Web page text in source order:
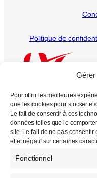
Gérer
Pour offrir les meilleures
que les cookies pour stocker
Le fait de consentir à ces
données telles que le
site. Le fait de ne pas consentir
effet négatif sur certaines
Fonctionnel
Politique de